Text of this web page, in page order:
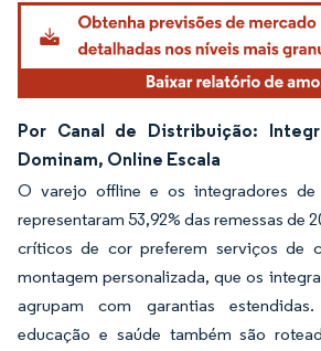
Por Canal de Distribuição:
Dominam, Online Escala
O varejo offline e os integradores de
representaram 53,92% das remessas de
críticos de cor preferem serviços de
montagem personalizada, que os
agrupam com garantias
educação e saúde também são